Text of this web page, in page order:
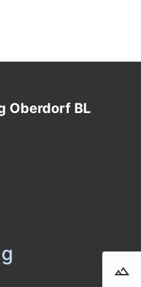
landscape
Oberdorf BL